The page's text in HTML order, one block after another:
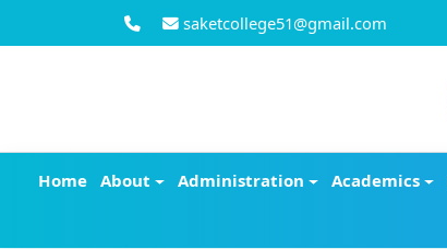
saketcollege51@gmail.com
Home About Administration Academics